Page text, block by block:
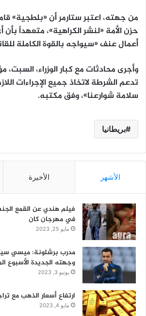
من جهته، اعتبر ستارمر أن «بلطجية»
حزن الأمة «لنشر الكراهية»، متعهداً
أعمال عنف «سيواجه بالقوة الكاملة
وأجرى محادثات مع كبار الوزراء، السبت،
تدعم الشرطة لاتخاذ جميع الإجراءات
سلامة شوارعنا»، وفق مكتبه.
بريطانيا
الأشهر الأخيرة
فيلم هندي عن القمع
في مهرجان كان
مايو 25, 2023
مدرب برشلونة: ميسي
وجهته الجديدة الأسبوع
يونيو 3, 2023
ارتفاع أسعار الذهب مع
مايو 4, 2023